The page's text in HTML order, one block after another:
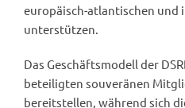
europäisch-atlantischen und
unterstützen.
Das Geschäftsmodell der
beteiligten souveränen
bereitstellen, während sich